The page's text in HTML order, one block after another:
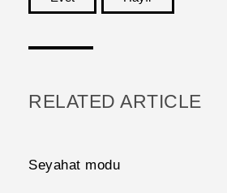
RELATED ARTICLE
Seyahat modu